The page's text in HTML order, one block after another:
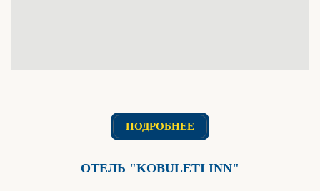
ПОДРОБНЕЕ
ОТЕЛЬ "KOBULETI INN"